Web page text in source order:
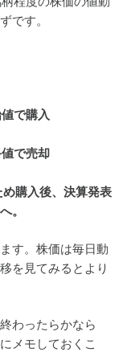
です。
で購入
で売却
購入後、決算発表
。
す。株価は毎日動
を見てみるとより
わったらかなら
メモしておくこ